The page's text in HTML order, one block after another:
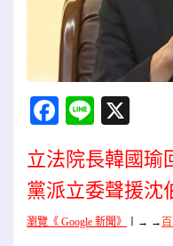
Facebook
Line
立法院長韓國瑜
黨派立委聲援沈
瀏覽《 Google 新聞》 → →